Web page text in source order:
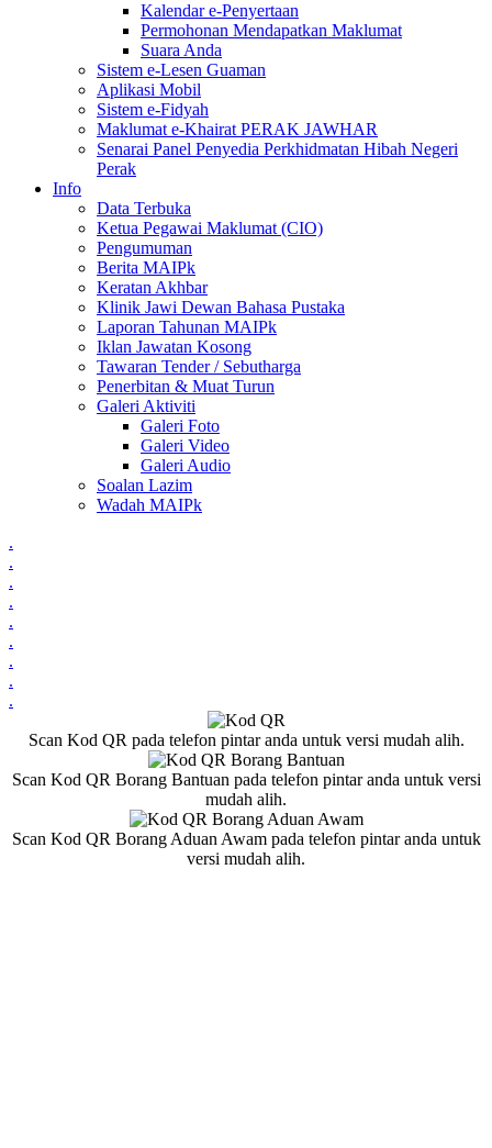
Kalendar e-Penyertaan
Permohonan Mendapatkan Maklumat
Suara Anda
Sistem e-Lesen Guaman
Aplikasi Mobil
Sistem e-Fidyah
Maklumat e-Khairat PERAK JAWHAR
Senarai Panel Penyedia Perkhidmatan Hibah Negeri
Perak
Info
Data Terbuka
Ketua Pegawai Maklumat (CIO)
Pengumuman
Berita MAIPk
Keratan Akhbar
Klinik Jawi Dewan Bahasa Pustaka
Laporan Tahunan MAIPk
Iklan Jawatan Kosong
Tawaran Tender / Sebutharga
Penerbitan & Muat Turun
Galeri Aktiviti
Galeri Foto
Galeri Video
Galeri Audio
Soalan Lazim
Wadah MAIPk
.
.
.
.
.
.
.
.
.
Scan Kod QR pada telefon pintar anda untuk versi mudah alih.
Scan Kod QR Borang Bantuan pada telefon pintar anda untuk versi
mudah alih.
Scan Kod QR Borang Aduan Awam pada telefon pintar anda untuk
versi mudah alih.